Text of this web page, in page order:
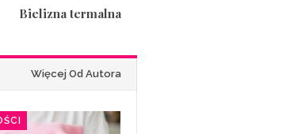
Bielizna termalna
Więcej Od Autora